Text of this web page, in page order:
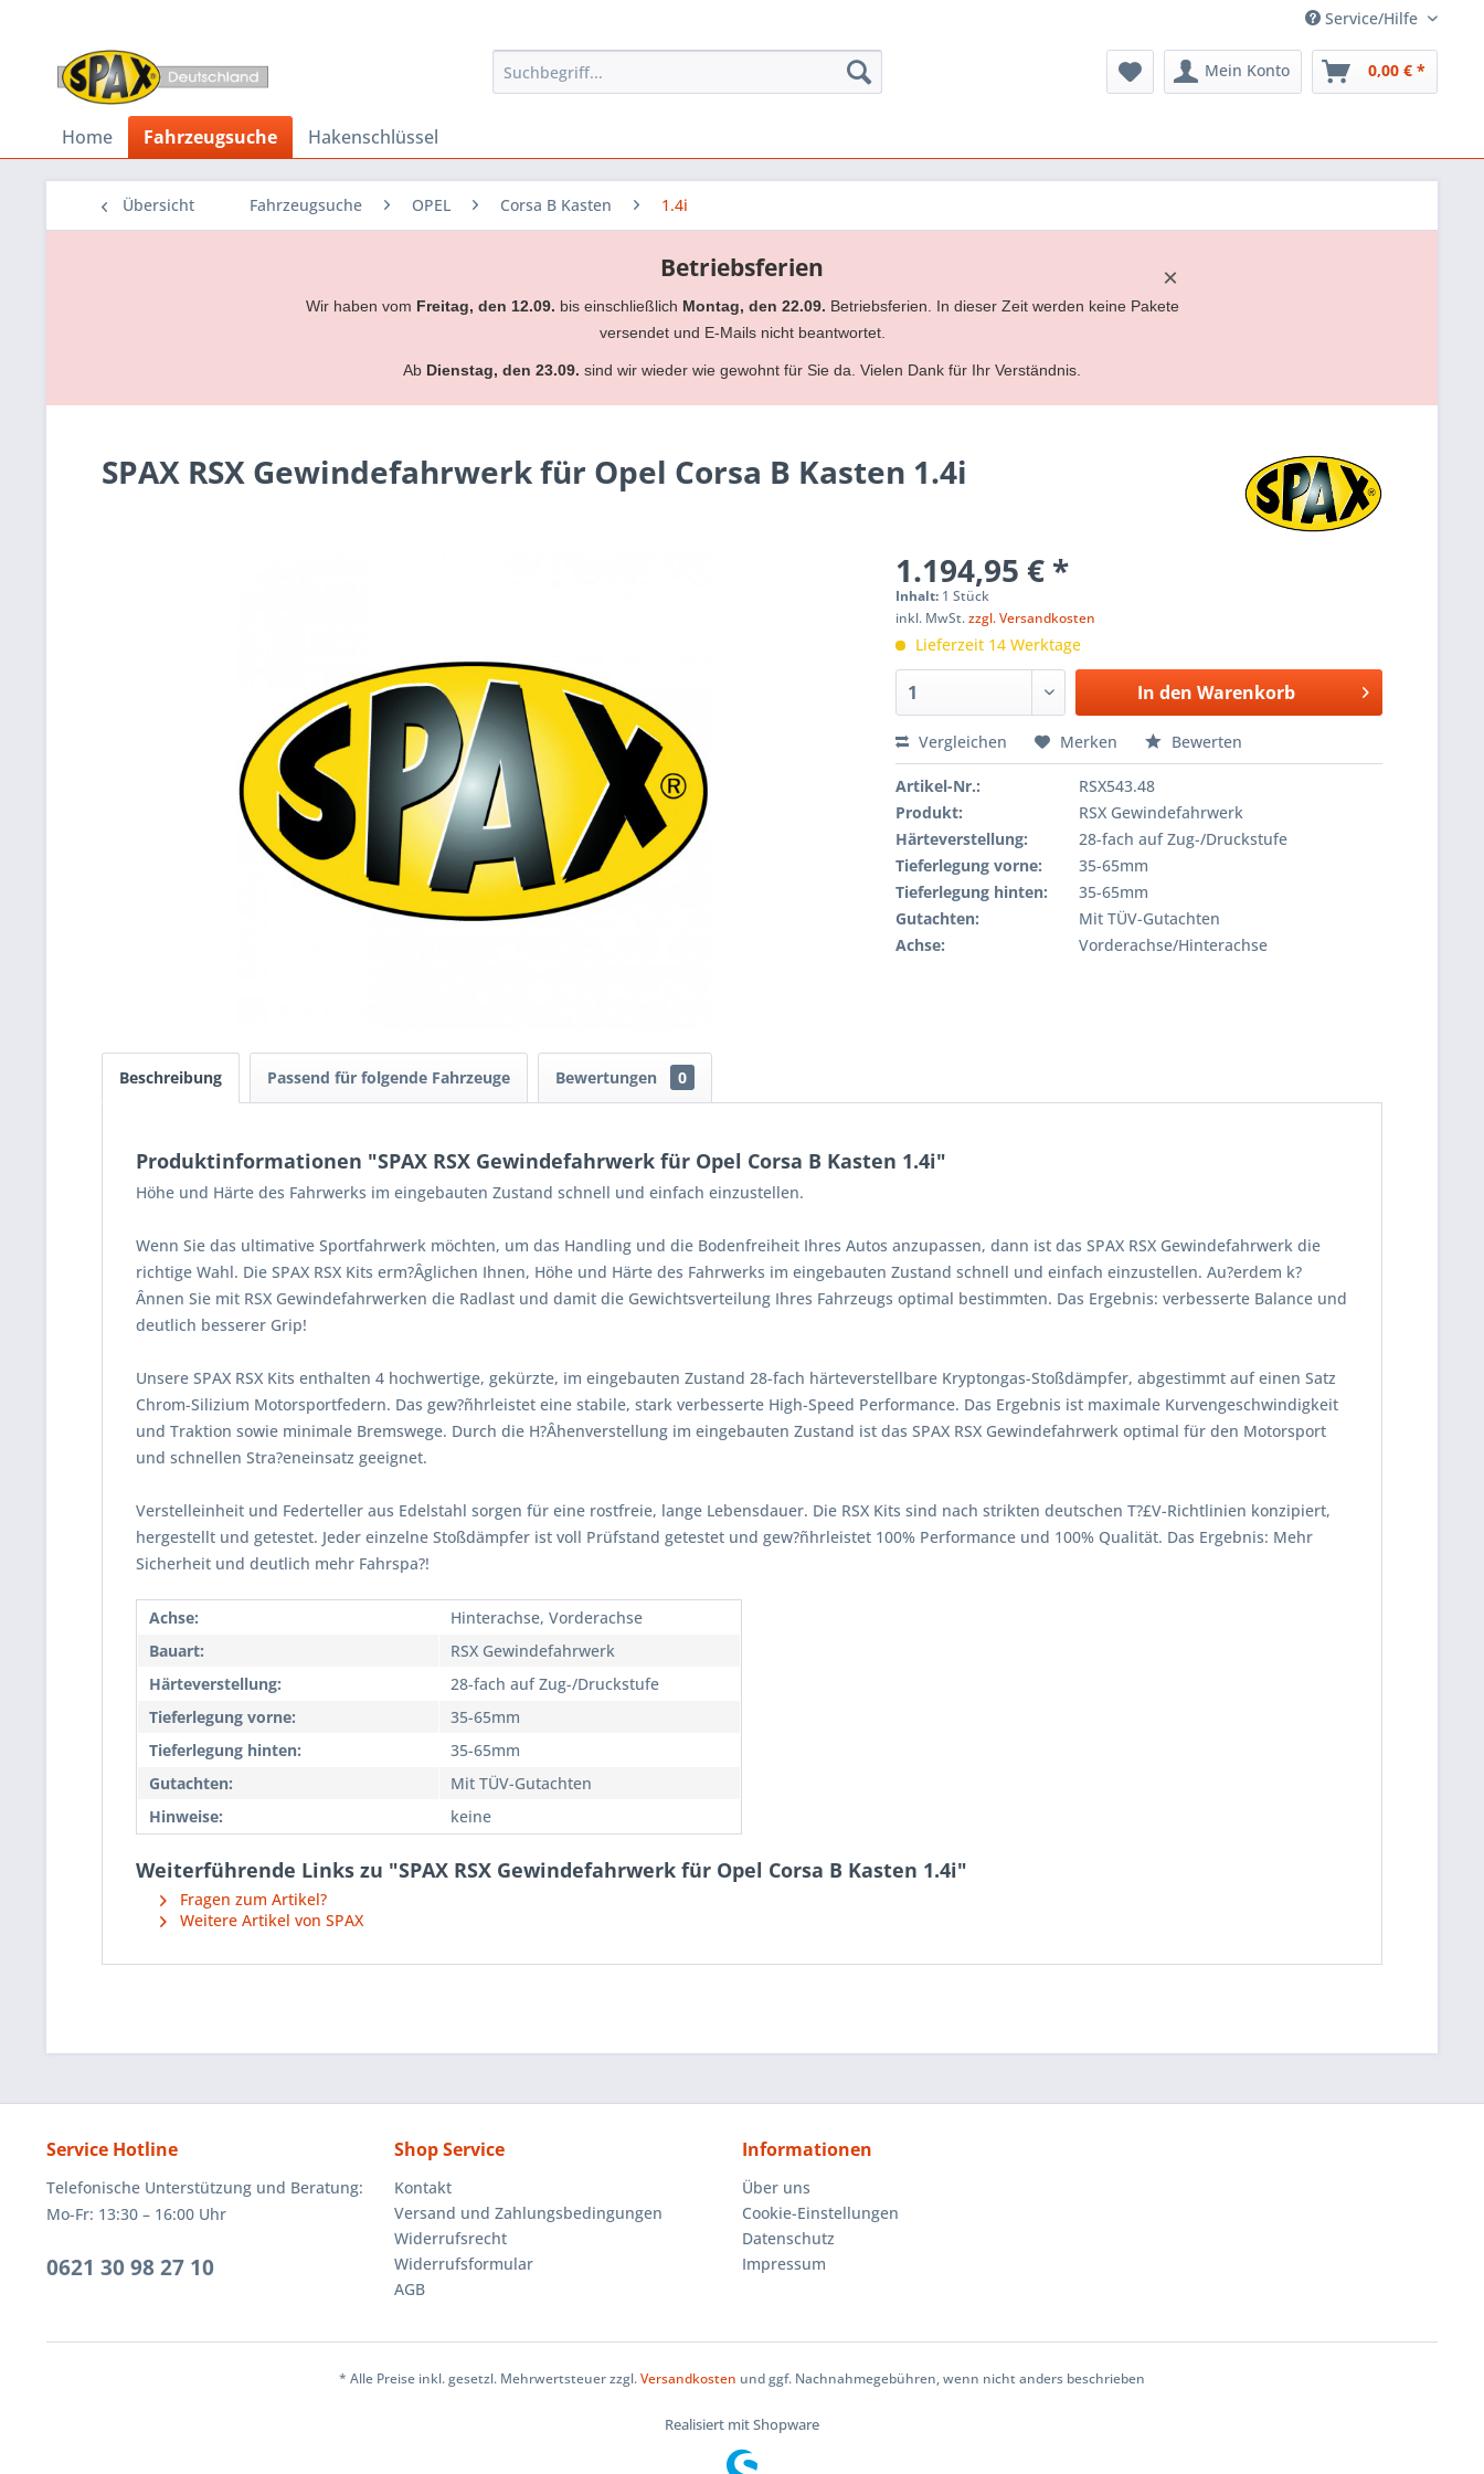
Service/Hilfe
Mein Konto 0,00 € *
Home Fahrzeugsuche Hakenschlüssel
Übersicht Fahrzeugsuche OPEL Corsa B Kasten 1.4i
×
Betriebsferien
Wir haben vom Freitag, den 12.09. bis einschließlich Montag, den 22.09. Betriebsferien. In dieser Zeit werden keine Pakete
versendet und E-Mails nicht beantwortet.
Ab Dienstag, den 23.09. sind wir wieder wie gewohnt für Sie da. Vielen Dank für Ihr Verständnis.
SPAX RSX Gewindefahrwerk für Opel Corsa B Kasten 1.4i
1.194,95 € *
Inhalt: 1 Stück
inkl. MwSt.zzgl. Versandkosten
Lieferzeit 14 Werktage
In den Warenkorb
Vergleichen Merken Bewerten
Artikel-Nr.:
RSX543.48
Produkt:
RSX Gewindefahrwerk
Härteverstellung:
28-fach auf Zug-/Druckstufe
Tieferlegung vorne:
35-65mm
Tieferlegung hinten:
35-65mm
Gutachten:
Mit TÜV-Gutachten
Achse:
Vorderachse/Hinterachse
Beschreibung Passend für folgende Fahrzeuge Bewertungen 0
Produktinformationen "SPAX RSX Gewindefahrwerk für Opel Corsa B Kasten 1.4i"
Höhe und Härte des Fahrwerks im eingebauten Zustand schnell und einfach einzustellen.
Wenn Sie das ultimative Sportfahrwerk möchten, um das Handling und die Bodenfreiheit Ihres Autos anzupassen, dann ist das SPAX RSX Gewindefahrwerk die
richtige Wahl. Die SPAX RSX Kits erm?Âglichen Ihnen, Höhe und Härte des Fahrwerks im eingebauten Zustand schnell und einfach einzustellen. Au?erdem k?
Ânnen Sie mit RSX Gewindefahrwerken die Radlast und damit die Gewichtsverteilung Ihres Fahrzeugs optimal bestimmten. Das Ergebnis: verbesserte Balance und
deutlich besserer Grip!
Unsere SPAX RSX Kits enthalten 4 hochwertige, gekürzte, im eingebauten Zustand 28-fach härteverstellbare Kryptongas-Stoßdämpfer, abgestimmt auf einen Satz
Chrom-Silizium Motorsportfedern. Das gew?ñhrleistet eine stabile, stark verbesserte High-Speed Performance. Das Ergebnis ist maximale Kurvengeschwindigkeit
und Traktion sowie minimale Bremswege. Durch die H?Âhenverstellung im eingebauten Zustand ist das SPAX RSX Gewindefahrwerk optimal für den Motorsport
und schnellen Stra?eneinsatz geeignet.
Verstelleinheit und Federteller aus Edelstahl sorgen für eine rostfreie, lange Lebensdauer. Die RSX Kits sind nach strikten deutschen T?£V-Richtlinien konzipiert,
hergestellt und getestet. Jeder einzelne Stoßdämpfer ist voll Prüfstand getestet und gew?ñhrleistet 100% Performance und 100% Qualität. Das Ergebnis: Mehr
Sicherheit und deutlich mehr Fahrspa?!
Achse:
Hinterachse, Vorderachse
Bauart:
RSX Gewindefahrwerk
Härteverstellung:
28-fach auf Zug-/Druckstufe
Tieferlegung vorne:
35-65mm
Tieferlegung hinten:
35-65mm
Gutachten:
Mit TÜV-Gutachten
Hinweise:
keine
Weiterführende Links zu "SPAX RSX Gewindefahrwerk für Opel Corsa B Kasten 1.4i"
Fragen zum Artikel?
Weitere Artikel von SPAX
Service Hotline
Telefonische Unterstützung und Beratung:
Mo-Fr: 13:30 – 16:00 Uhr
0621 30 98 27 10
Shop Service
Kontakt
Versand und Zahlungsbedingungen
Widerrufsrecht
Widerrufsformular
AGB
Informationen
Über uns
Cookie-Einstellungen
Datenschutz
Impressum
* Alle Preise inkl. gesetzl. Mehrwertsteuer zzgl.Versandkosten und ggf. Nachnahmegebühren, wenn nicht anders beschrieben
Realisiert mit Shopware